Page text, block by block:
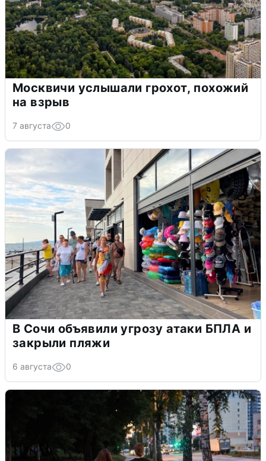
Москвичи услышали грохот, похожий
на взрыв
7 августа 0
В Сочи объявили угрозу атаки БПЛА и
закрыли пляжи
6 августа 0